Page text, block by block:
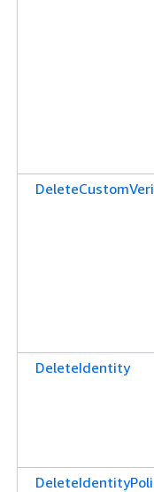
DeleteIdentity